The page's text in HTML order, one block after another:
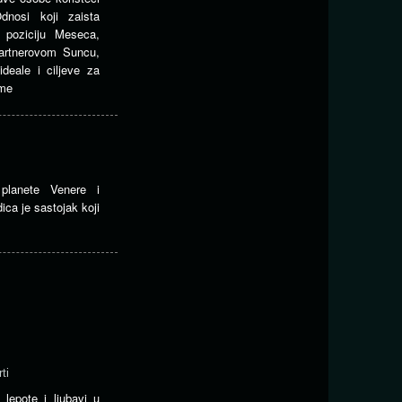
koji zaista
Meseca,
Suncu,
i ciljeve za
Venere i
je sastojak koji
lepote i ljubavi u